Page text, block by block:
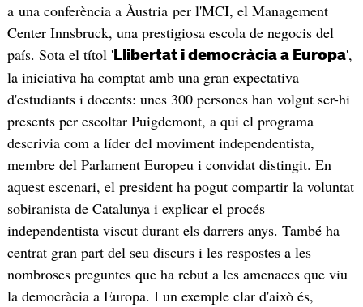
a una conferència a Àustria per l'MCI, el Management
Center Innsbruck, una prestigiosa escola de negocis del
país. Sota el títol 'Llibertat i democràcia a Europa',
la iniciativa ha comptat amb una gran expectativa
d'estudiants i docents: unes 300 persones han volgut ser-hi
presents per escoltar Puigdemont, a qui el programa
descrivia com a líder del moviment independentista,
membre del Parlament Europeu i convidat distingit. En
aquest escenari, el president ha pogut compartir la voluntat
sobiranista de Catalunya i explicar el procés
independentista viscut durant els darrers anys. També ha
centrat gran part del seu discurs i les respostes a les
nombroses preguntes que ha rebut a les amenaces que viu
la democràcia a Europa. I un exemple clar d'això és,